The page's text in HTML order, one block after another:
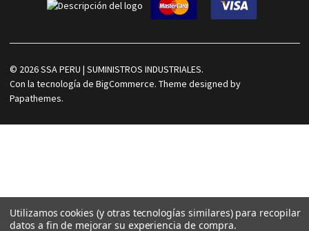
© 2026SSA PERU | SUMINISTROS INDUSTRIALES.
Con la tecnología de BigCommerce. Theme designed by
Papathemes.
Utilizamos cookies (y otras tecnologías similares) para recopilar
datos a fin de mejorar su experiencia de compra.